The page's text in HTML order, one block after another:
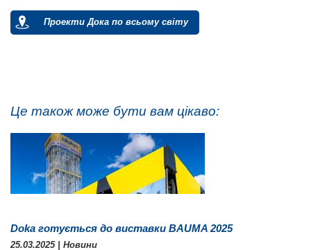
Проекти Дока по всьому світу
Це також може бути вам цікаво:
Doka готується до виставки BAUMA 2025
25.03.2025 | Новини